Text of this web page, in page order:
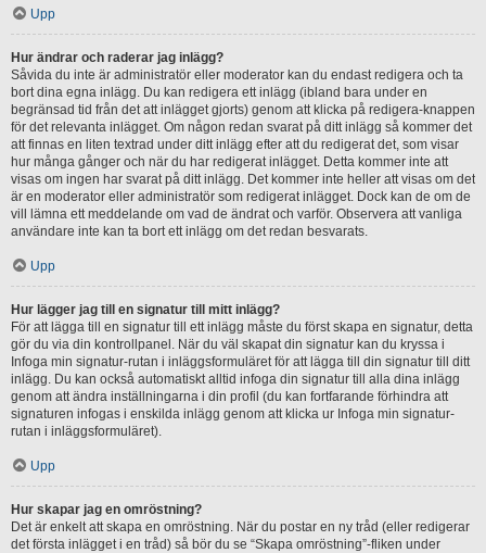
Upp
Hur ändrar och raderar jag inlägg?
Såvida du inte är administratör eller moderator kan du endast redigera och ta
bort dina egna inlägg. Du kan redigera ett inlägg (ibland bara under en
begränsad tid från det att inlägget gjorts) genom att klicka på redigera-knappen
för det relevanta inlägget. Om någon redan svarat på ditt inlägg så kommer det
att finnas en liten textrad under ditt inlägg efter att du redigerat det, som visar
hur många gånger och när du har redigerat inlägget. Detta kommer inte att
visas om ingen har svarat på ditt inlägg. Det kommer inte heller att visas om det
är en moderator eller administratör som redigerat inlägget. Dock kan de om de
vill lämna ett meddelande om vad de ändrat och varför. Observera att vanliga
användare inte kan ta bort ett inlägg om det redan besvarats.
Upp
Hur lägger jag till en signatur till mitt inlägg?
För att lägga till en signatur till ett inlägg måste du först skapa en signatur, detta
gör du via din kontrollpanel. När du väl skapat din signatur kan du kryssa i
Infoga min signatur-rutan i inläggsformuläret för att lägga till din signatur till ditt
inlägg. Du kan också automatiskt alltid infoga din signatur till alla dina inlägg
genom att ändra inställningarna i din profil (du kan fortfarande förhindra att
signaturen infogas i enskilda inlägg genom att klicka ur Infoga min signatur-
rutan i inläggsformuläret).
Upp
Hur skapar jag en omröstning?
Det är enkelt att skapa en omröstning. När du postar en ny tråd (eller redigerar
det första inlägget i en tråd) så bör du se “Skapa omröstning”-fliken under